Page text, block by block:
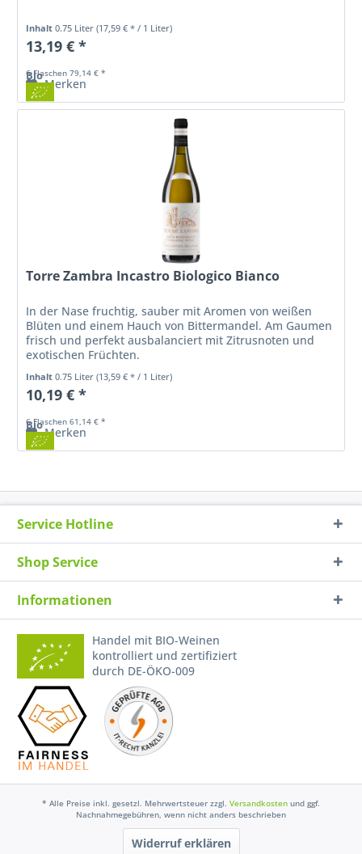
Bio
Inhalt0.75 Liter(17,59 € * / 1 Liter)
13,19 € *
6 Flaschen 79,14 € *
Merken
Bio
Torre Zambra Incastro Biologico Bianco
In der Nase fruchtig, sauber mit Aromen von weißen
Blüten und einem Hauch von Bittermandel. Am Gaumen
frisch und perfekt ausbalanciert mit Zitrusnoten und
exotischen Früchten.
Inhalt0.75 Liter(13,59 € * / 1 Liter)
10,19 € *
6 Flaschen 61,14 € *
Merken
Service Hotline
Shop Service
Informationen
Handel mit BIO-Weinen
kontrolliert und zertifiziert
durch DE-ÖKO-009
* Alle Preise inkl. gesetzl. Mehrwertsteuer zzgl. Versandkosten und ggf.
Nachnahmegebühren, wenn nicht anders beschrieben
Widerruf erklären